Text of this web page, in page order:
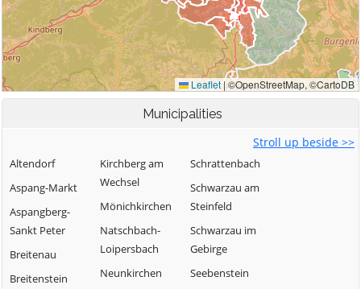
Municipalities
Stroll up beside >>
Altendorf
Aspang-Markt
Aspangberg-
Sankt Peter
Breitenau
Breitenstein
Kirchberg am
Wechsel
Mönichkirchen
Natschbach-
Loipersbach
Neunkirchen
Schrattenbach
Schwarzau am
Steinfeld
Schwarzau im
Gebirge
Seebenstein